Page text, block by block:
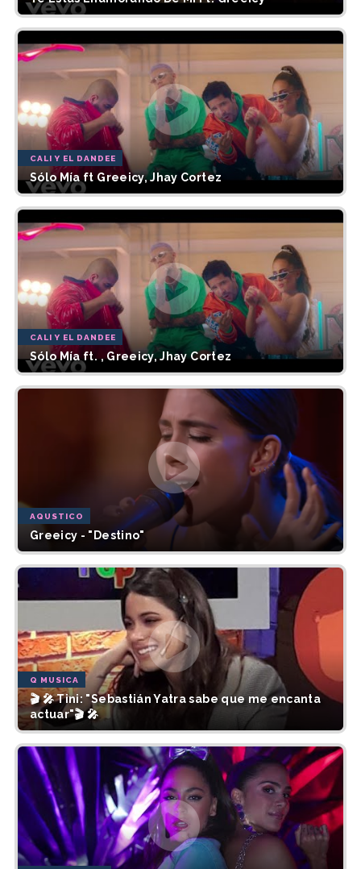
CALI Y EL DANDEE
Sólo Mía ft Greeicy, Jhay Cortez
CALI Y EL DANDEE
Sólo Mía ft. , Greeicy, Jhay Cortez
AQUSTICO
Greeicy - "Destino"
Q MUSICA
🎬 🎤 Tini: "Sebastián Yatra sabe que me encanta
actuar"🎬 🎤